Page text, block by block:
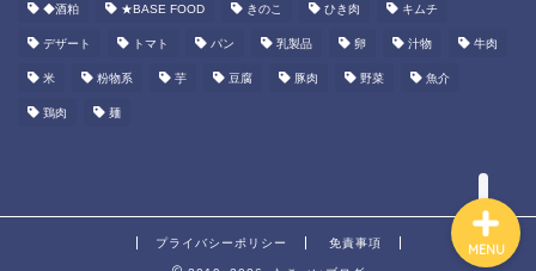
◆酒粕 ★BASE FOOD きのこ ひき肉 キムチ
デザート トマト パン 乳製品 卵 汁物 牛肉
米 粉物系 芋 豆腐 豚肉 野菜 魚介
鶏肉 麺
プライバシーポリシー 免責事項 MENU
ダイエット